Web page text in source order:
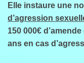
Elle instaure une
d’agression
150 000€
ans en cas